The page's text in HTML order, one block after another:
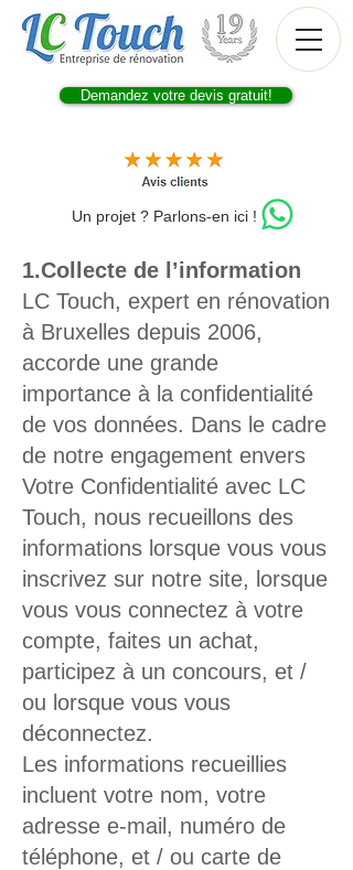
Demandez votre devis gratuit!
Un projet ? Parlons-en ici !
1.Collecte de l’information
LC Touch, expert en rénovation
à Bruxelles depuis 2006,
accorde une grande
importance à la confidentialité
de vos données. Dans le cadre
de notre engagement envers
Votre Confidentialité avec LC
Touch, nous recueillons des
informations lorsque vous vous
inscrivez sur notre site, lorsque
vous vous connectez à votre
compte, faites un achat,
participez à un concours, et /
ou lorsque vous vous
déconnectez.
Les informations recueillies
incluent votre nom, votre
adresse e-mail, numéro de
téléphone, et / ou carte de